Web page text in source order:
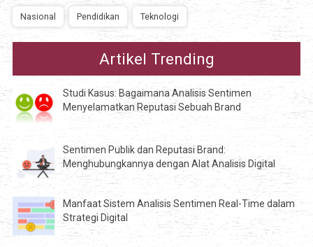
Nasional Pendidikan Teknologi
Artikel Trending
Studi Kasus: Bagaimana Analisis Sentimen
Menyelamatkan Reputasi Sebuah Brand
Sentimen Publik dan Reputasi Brand:
Menghubungkannya dengan Alat Analisis Digital
Manfaat Sistem Analisis Sentimen Real-Time dalam
Strategi Digital